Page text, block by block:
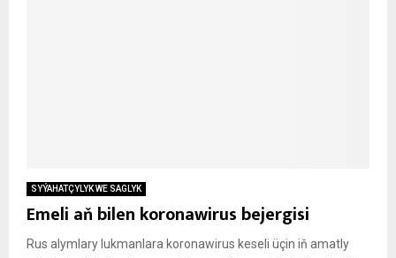
SYÝAHATÇYLYK WE SAGLYK
Emeli aň bilen koronawirus bejergisi
Rus alymlary lukmanlara koronawirus keseli üçin iň amatly